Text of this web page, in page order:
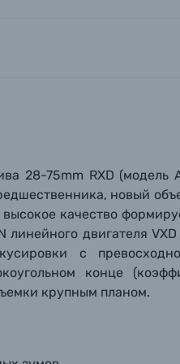
28-75mm RXD (модель
новый
качество
линейного двигателя
с
конце (
крупным планом.